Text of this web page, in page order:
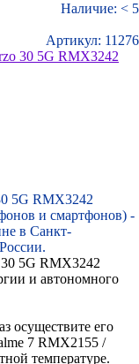
Наличие: < 5
Артикул: 11276
5G RMX3242
и смартфонов) -
в Санкт-
5G RMX3242
и автономного
осуществите его
7 RMX2155 /
температуре.